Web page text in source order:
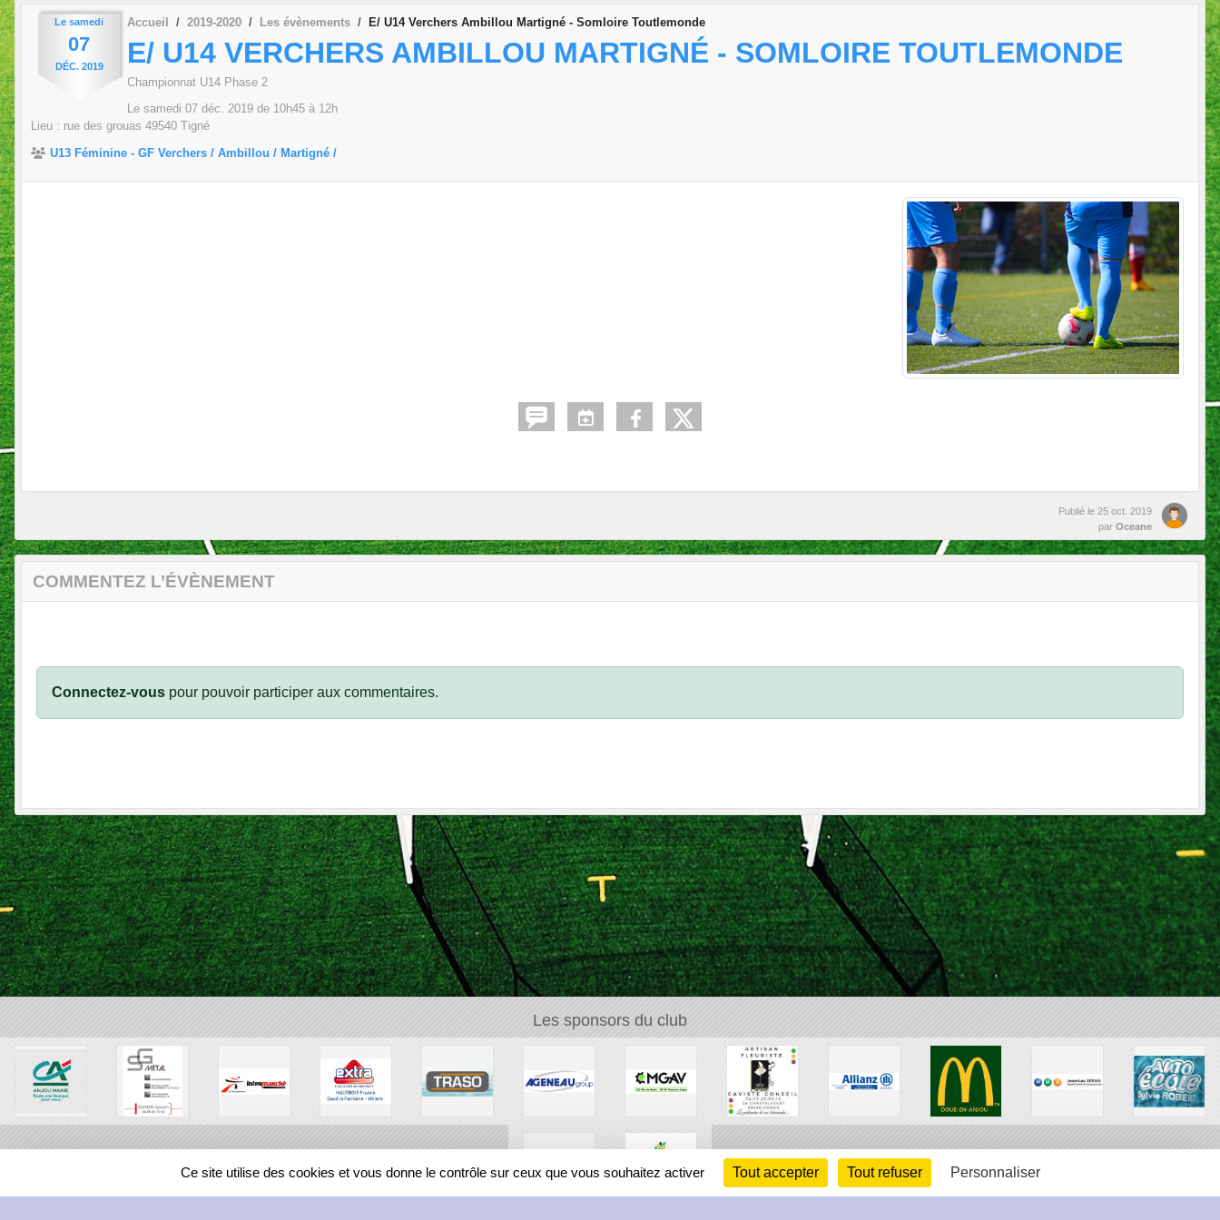
Le samedi
07
DÉC. 2019
Accueil 2019-2020 Les évènements E/ U14 Verchers Ambillou Martigné - Somloire Toutlemonde
E/ U14 VERCHERS AMBILLOU MARTIGNÉ - SOMLOIRE TOUTLEMONDE
Championnat U14 Phase 2
Le samedi 07 déc. 2019 de 10h45 à 12h
Lieu : rue des grouas 49540 Tigné
U13 Féminine - GF Verchers / Ambillou / Martigné /
Publié le 25 oct. 2019
par Oceane
COMMENTEZ L’ÉVÈNEMENT
Connectez-vous pour pouvoir participer aux commentaires.
Les sponsors du club
Ce site utilise des cookies et vous donne le contrôle sur ceux que vous souhaitez activer Tout accepter Tout refuser Personnaliser